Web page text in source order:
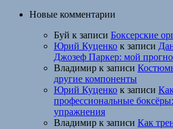
Новые комментарии
Буй к записи Боксерские
Юрий Куценко к записи
Джозеф Паркер: мой
Владимир к записи
другие компоненты
Юрий Куценко к записи
профессиональные
упражнения
Владимир к записи Как